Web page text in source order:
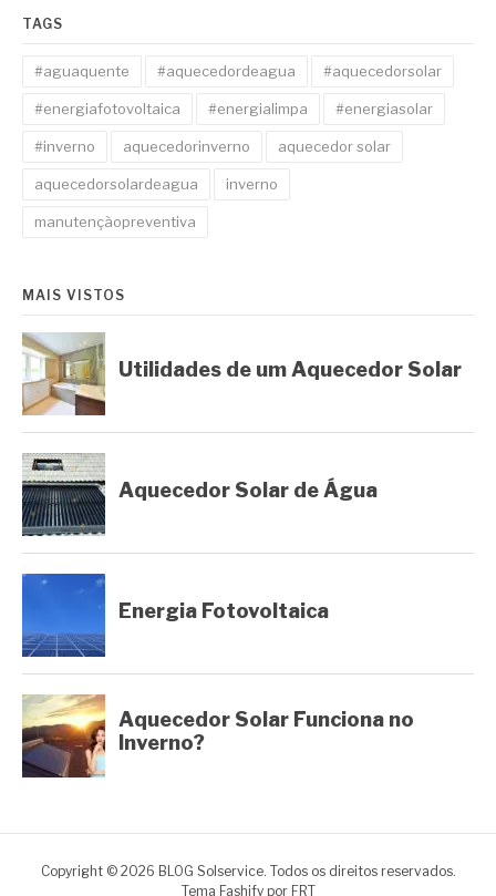
TAGS
#aguaquente #aquecedordeagua #aquecedorsolar
#energiafotovoltaica #energialimpa #energiasolar
#inverno aquecedorinverno aquecedor solar
aquecedorsolardeagua inverno
manutençãopreventiva
MAIS VISTOS
Copyright © 2026 BLOG Solservice. Todos os direitos reservados.
Tema Fashify por FRT